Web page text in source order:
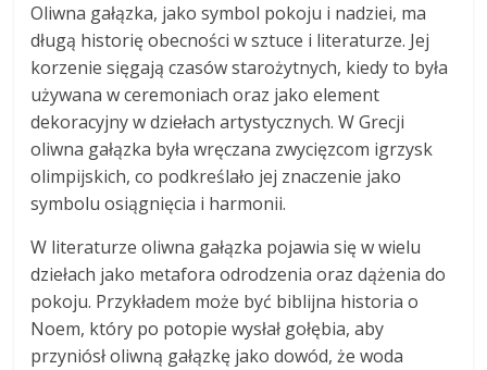
Oliwna gałązka, jako symbol pokoju i nadziei, ma
długą historię obecności w sztuce i literaturze. Jej
korzenie sięgają czasów starożytnych, kiedy to była
używana w ceremoniach oraz jako element
dekoracyjny w dziełach artystycznych. W Grecji
oliwna gałązka była wręczana zwycięzcom igrzysk
olimpijskich, co podkreślało jej znaczenie jako
symbolu osiągnięcia i harmonii.
W literaturze oliwna gałązka pojawia się w wielu
dziełach jako metafora odrodzenia oraz dążenia do
pokoju. Przykładem może być biblijna historia o
Noem, który po potopie wysłał gołębia, aby
przyniósł oliwną gałązkę jako dowód, że woda